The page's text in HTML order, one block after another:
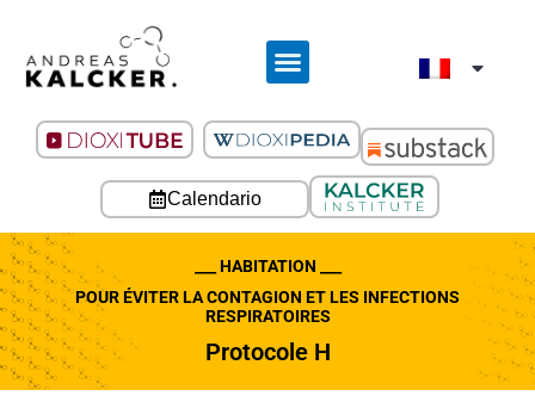
Calendario
___ HABITATION ___
POUR ÉVITER LA CONTAGION ET LES INFECTIONS
RESPIRATOIRES
Protocole H